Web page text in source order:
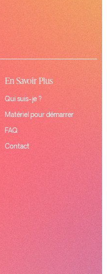
En Savoir Plus
Qui suis-je ?
Matériel pour démarrer
FAQ
Contact